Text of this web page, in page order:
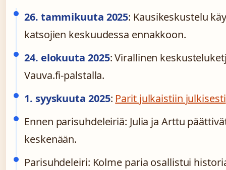
26. tammikuuta 2025: Kausikeskustelu
katsojien keskuudessa ennakkoon.
24. elokuuta 2025: Virallinen
Vauva.fi-palstalla.
1. syyskuuta 2025: Parit julkaistiin julkisesti
Ennen parisuhdeleiriä: Julia ja Arttu
keskenään.
Parisuhdeleiri: Kolme paria osallistui